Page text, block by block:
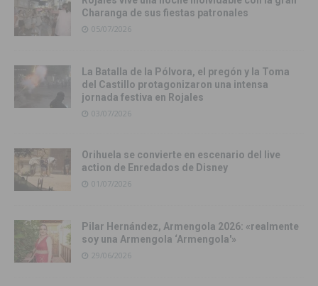
Charanga de sus fiestas patronales
05/07/2026
La Batalla de la Pólvora, el pregón y la Toma
del Castillo protagonizaron una intensa
jornada festiva en Rojales
03/07/2026
Orihuela se convierte en escenario del live
action de Enredados de Disney
01/07/2026
Pilar Hernández, Armengola 2026: «realmente
soy una Armengola ‘Armengola'»
29/06/2026